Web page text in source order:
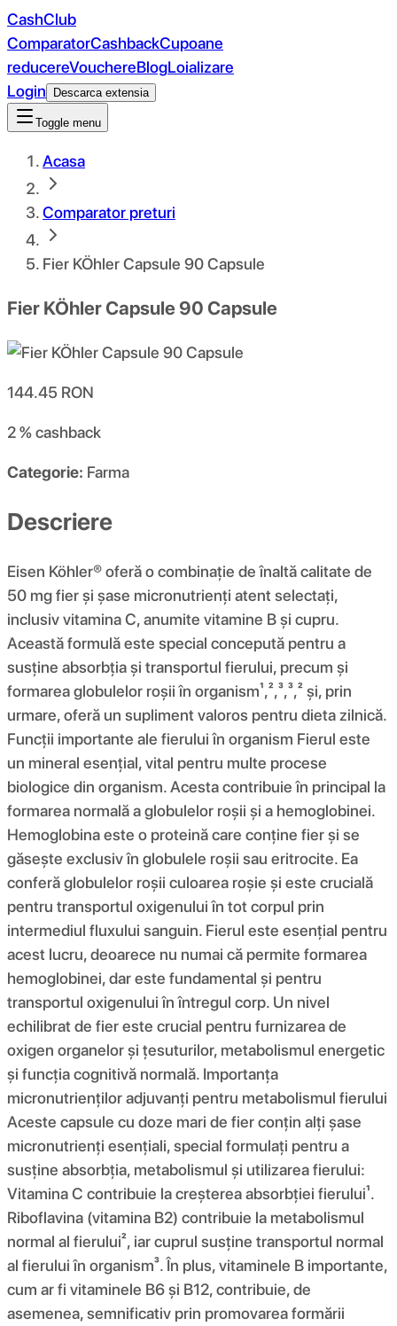
CashClub
ComparatorCashbackCupoane
reducereVouchereBlogLoializare
Login
Descarca extensia
Toggle menu
Acasa
Comparator preturi
Fier KÖhler Capsule 90 Capsule
Fier KÖhler Capsule 90 Capsule
144.45 RON
2 %cashback
Categorie: Farma
Descriere
Eisen Köhler® oferă o combinație de înaltă calitate de
50 mg fier și șase micronutrienți atent selectați,
inclusiv vitamina C, anumite vitamine B și cupru.
Această formulă este special concepută pentru a
susține absorbția și transportul fierului, precum și
formarea globulelor roșii în organism¹,²,³,³,² și, prin
urmare, oferă un supliment valoros pentru dieta zilnică.
Funcții importante ale fierului în organism Fierul este
un mineral esențial, vital pentru multe procese
biologice din organism. Acesta contribuie în principal la
formarea normală a globulelor roșii și a hemoglobinei.
Hemoglobina este o proteină care conține fier și se
găsește exclusiv în globulele roșii sau eritrocite. Ea
conferă globulelor roșii culoarea roșie și este crucială
pentru transportul oxigenului în tot corpul prin
intermediul fluxului sanguin. Fierul este esențial pentru
acest lucru, deoarece nu numai că permite formarea
hemoglobinei, dar este fundamental și pentru
transportul oxigenului în întregul corp. Un nivel
echilibrat de fier este crucial pentru furnizarea de
oxigen organelor și țesuturilor, metabolismul energetic
și funcția cognitivă normală. Importanța
micronutrienților adjuvanți pentru metabolismul fierului
Aceste capsule cu doze mari de fier conțin alți șase
micronutrienți esențiali, special formulați pentru a
susține absorbția, metabolismul și utilizarea fierului:
Vitamina C contribuie la creșterea absorbției fierului¹.
Riboflavina (vitamina B2) contribuie la metabolismul
normal al fierului², iar cuprul susține transportul normal
al fierului în organism³. În plus, vitaminele B importante,
cum ar fi vitaminele B6 și B12, contribuie, de
asemenea, semnificativ prin promovarea formării